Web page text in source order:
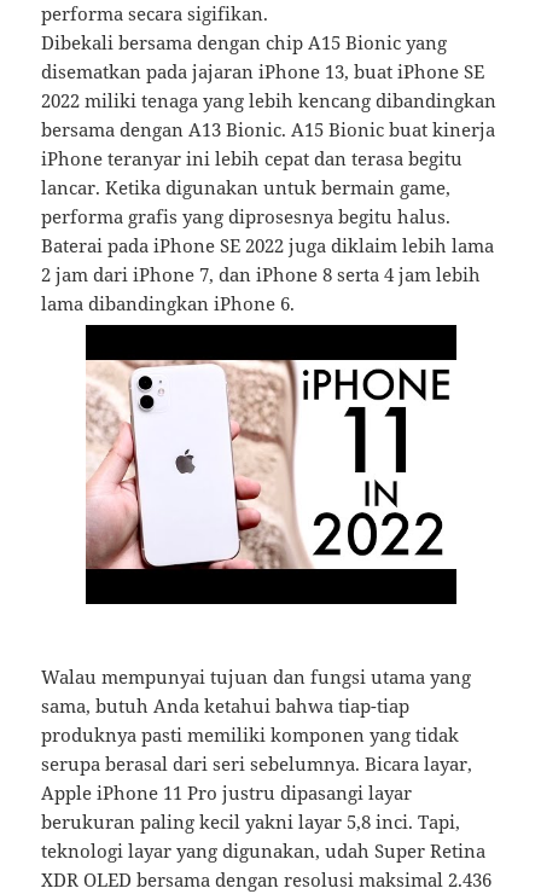
performa secara sigifikan.
Dibekali bersama dengan chip A15 Bionic yang
disematkan pada jajaran iPhone 13, buat iPhone SE
2022 miliki tenaga yang lebih kencang dibandingkan
bersama dengan A13 Bionic. A15 Bionic buat kinerja
iPhone teranyar ini lebih cepat dan terasa begitu
lancar. Ketika digunakan untuk bermain game,
performa grafis yang diprosesnya begitu halus.
Baterai pada iPhone SE 2022 juga diklaim lebih lama
2 jam dari iPhone 7, dan iPhone 8 serta 4 jam lebih
lama dibandingkan iPhone 6.
Walau mempunyai tujuan dan fungsi utama yang
sama, butuh Anda ketahui bahwa tiap-tiap
produknya pasti memiliki komponen yang tidak
serupa berasal dari seri sebelumnya. Bicara layar,
Apple iPhone 11 Pro justru dipasangi layar
berukuran paling kecil yakni layar 5,8 inci. Tapi,
teknologi layar yang digunakan, udah Super Retina
XDR OLED bersama dengan resolusi maksimal 2.436